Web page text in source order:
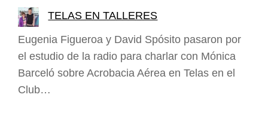
TELAS EN TALLERES
Eugenia Figueroa y David Spósito pasaron por
el estudio de la radio para charlar con Mónica
Barceló sobre Acrobacia Aérea en Telas en el
Club…